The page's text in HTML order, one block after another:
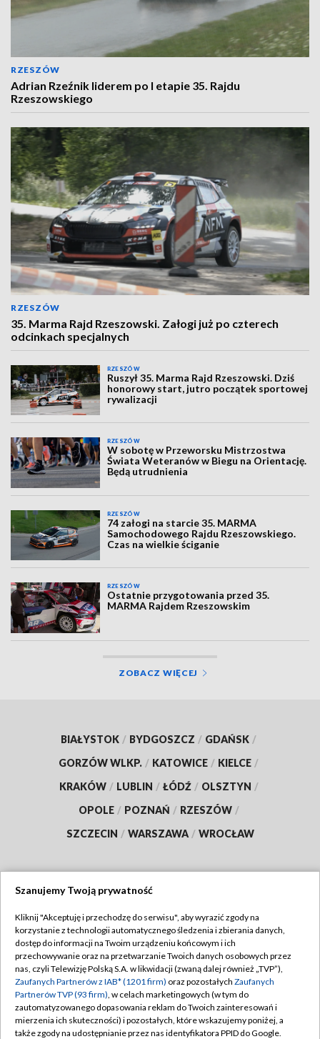
RZESZÓW
Adrian Rzeźnik liderem po I etapie 35. Rajdu
Rzeszowskiego
RZESZÓW
35. Marma Rajd Rzeszowski. Załogi już po czterech
odcinkach specjalnych
RZESZÓW
Ruszył 35. Marma Rajd Rzeszowski. Dziś
honorowy start, jutro początek sportowej
rywalizacji
RZESZÓW
W sobotę w Przeworsku Mistrzostwa
Świata Weteranów w Biegu na Orientację.
Będą utrudnienia
RZESZÓW
74 załogi na starcie 35. MARMA
Samochodowego Rajdu Rzeszowskiego.
Czas na wielkie ściganie
RZESZÓW
Ostatnie przygotowania przed 35.
MARMA Rajdem Rzeszowskim
ZOBACZ WIĘCEJ
BIAŁYSTOK / BYDGOSZCZ / GDAŃSK /
GORZÓW WLKP. / KATOWICE / KIELCE /
KRAKÓW / LUBLIN / ŁÓDŹ / OLSZTYN /
OPOLE / POZNAŃ / RZESZÓW /
SZCZECIN / WARSZAWA / WROCŁAW
TVP
Abonament TVP
Emisja w TVP
Centrum informacji TVP
Naziemna Telewizja Cyfrowa
Regulamin TVP
Polityka prywatności
Moje zgody
Pomoc
Szanujemy Twoją prywatność
Kliknij "Akceptuję i przechodzę do serwisu", aby wyrazić zgody na
korzystanie z technologii automatycznego śledzenia i zbierania danych,
dostęp do informacji na Twoim urządzeniu końcowym i ich
przechowywanie oraz na przetwarzanie Twoich danych osobowych przez
nas, czyli Telewizję Polską S.A. w likwidacji (zwaną dalej również „TVP”),
Zaufanych Partnerów z IAB* (1201 firm) oraz pozostałych Zaufanych
Partnerów TVP (93 firm), w celach marketingowych (w tym do
zautomatyzowanego dopasowania reklam do Twoich zainteresowań i
mierzenia ich skuteczności) i pozostałych, które wskazujemy poniżej, a
także zgody na udostępnianie przez nas identyfikatora PPID do Google.